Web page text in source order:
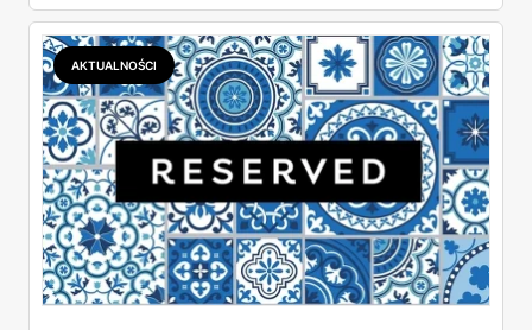
odzieżowych LPP – kuszą promocjami, zniżkami i
dodatkowymi rabatami. Gdzie warto zajrzeć i co
konkretnie kupić taniej?
AKTUALNOŚCI